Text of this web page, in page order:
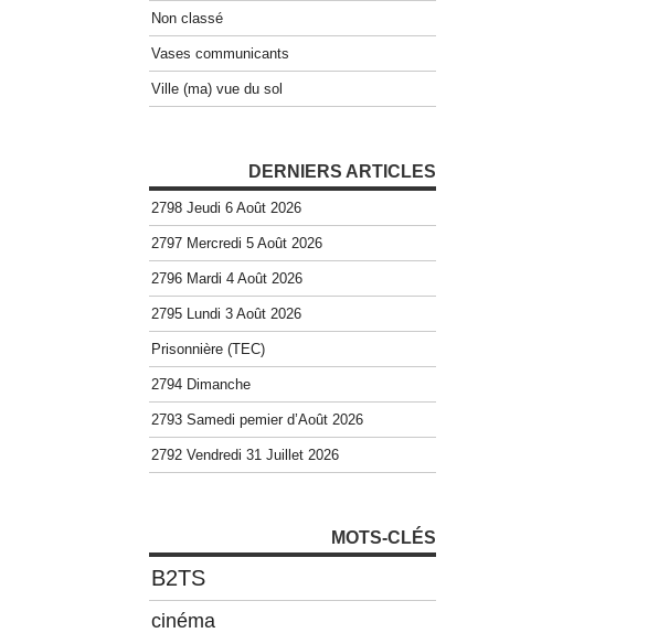
Non classé
Vases communicants
Ville (ma) vue du sol
DERNIERS ARTICLES
2798 Jeudi 6 Août 2026
2797 Mercredi 5 Août 2026
2796 Mardi 4 Août 2026
2795 Lundi 3 Août 2026
Prisonnière (TEC)
2794 Dimanche
2793 Samedi pemier d’Août 2026
2792 Vendredi 31 Juillet 2026
MOTS-CLÉS
B2TS
cinéma